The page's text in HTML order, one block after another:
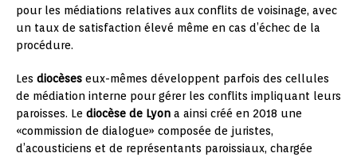
pour les médiations relatives aux conflits de voisinage, avec
un taux de satisfaction élevé même en cas d’échec de la
procédure.
Les diocèses eux-mêmes développent parfois des cellules
de médiation interne pour gérer les conflits impliquant leurs
paroisses. Le diocèse de Lyon a ainsi créé en 2018 une
«commission de dialogue» composée de juristes,
d’acousticiens et de représentants paroissiaux, chargée